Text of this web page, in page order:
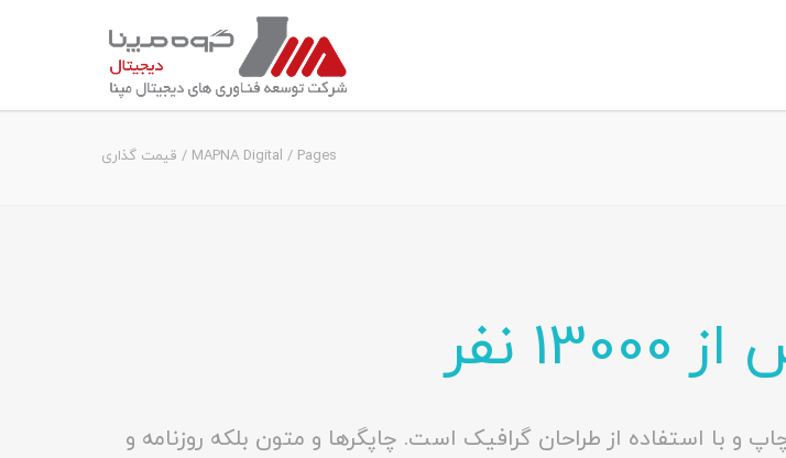
MAPNA Digital / Pages
/ قیمت گذاری
نفر
با استفاده از طراحان گرافیک است. چاپگرها و متون بلکه روزنامه و